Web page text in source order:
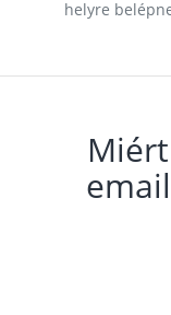
helyre